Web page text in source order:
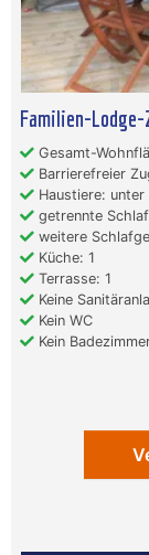
Familien-
Gesamt-
Barrierefreier
Haustiere:
getrennte
weitere
Küche: 1
Terrasse: 1
Keine
Kein WC
Kein